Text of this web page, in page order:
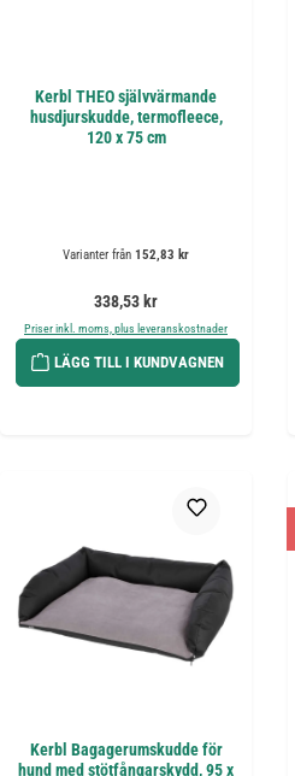
Kerbl THEO självvärmande
husdjurskudde, termofleece,
120 x 75 cm
Varianter från 152,83 kr
Ordinarie pris:
338,53 kr
Priser inkl. moms, plus leveranskostnader
LÄGG TILL I KUNDVAGNEN
Kerbl Bagagerumskudde för
hund med stötfångarskydd, 95 x